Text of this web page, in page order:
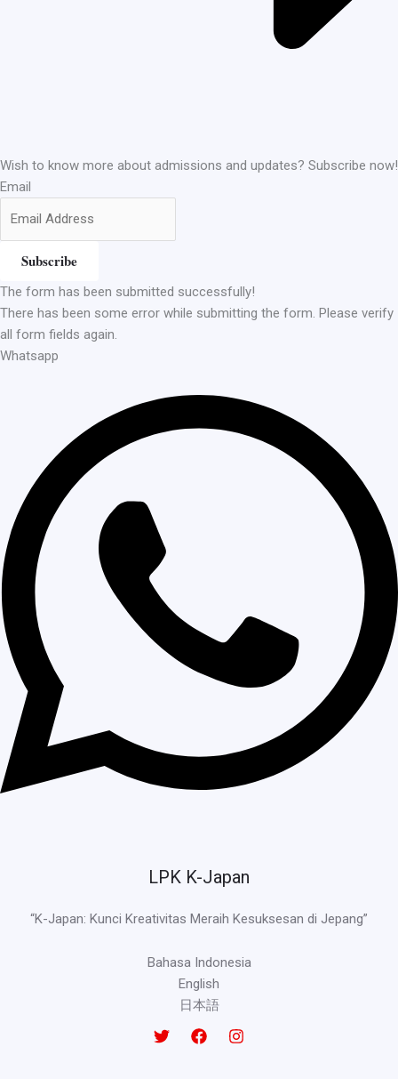
Wish to know more about admissions and updates? Subscribe now!
Email
Subscribe
The form has been submitted successfully!
There has been some error while submitting the form. Please verify
all form fields again.
Whatsapp
LPK K-Japan
“K-Japan: Kunci Kreativitas Meraih Kesuksesan di Jepang”
Bahasa Indonesia
English
日本語